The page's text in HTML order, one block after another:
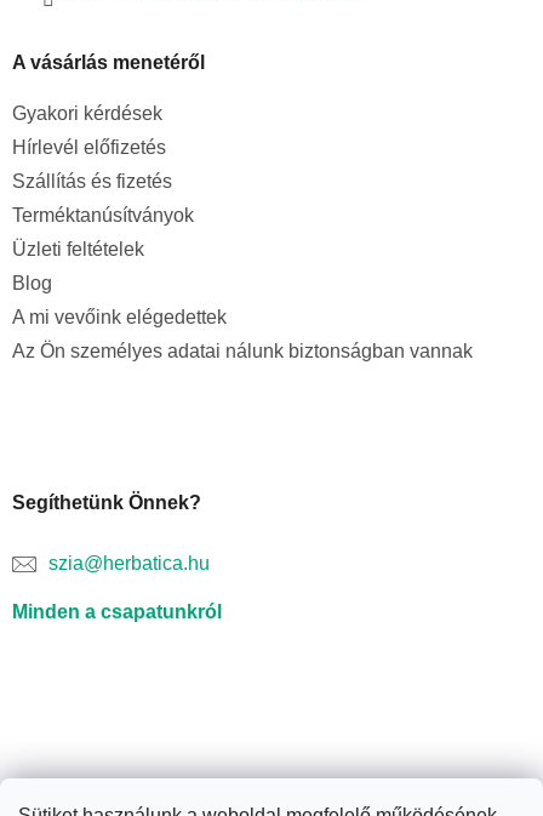
A vásárlás menetéről
Gyakori kérdések
Hírlevél előfizetés
Szállítás és fizetés
Terméktanúsítványok
Üzleti feltételek
Blog
A mi vevőink elégedettek
Az Ön személyes adatai nálunk biztonságban vannak
Segíthetünk Önnek?
szia@herbatica.hu
Minden a csapatunkról